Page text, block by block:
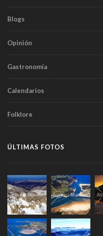
Blogs
Opinión
Gastronomía
Calendarios
Folklore
ÚLTIMAS FOTOS